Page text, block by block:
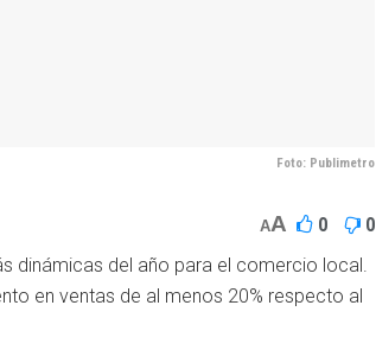
Foto: Publimetro
AA 0
0
dinámicas del año para el comercio local.
en ventas de al menos 20% respecto al